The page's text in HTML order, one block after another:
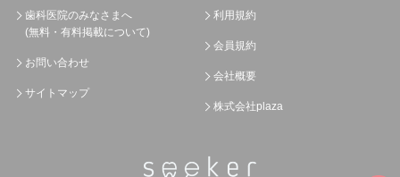
歯科医院のみなさまへ
(無料・有料掲載について)
お問い合わせ
サイトマップ
利用規約
会員規約
会社概要
株式会社plaza